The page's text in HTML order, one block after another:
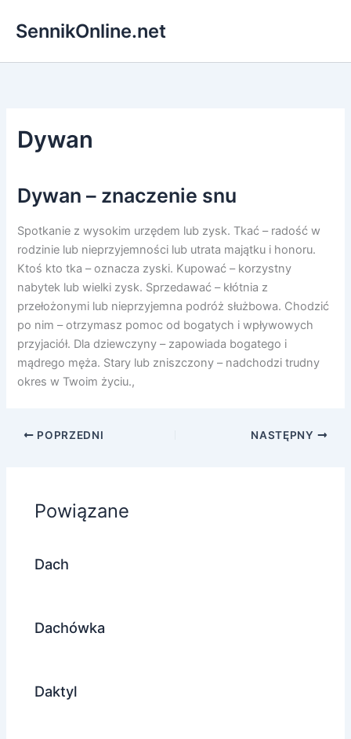
SennikOnline.net
Dywan
Dywan – znaczenie snu
Spotkanie z wysokim urzędem lub zysk. Tkać – radość w
rodzinie lub nieprzyjemności lub utrata majątku i honoru.
Ktoś kto tka – oznacza zyski. Kupować – korzystny
nabytek lub wielki zysk. Sprzedawać – kłótnia z
przełożonymi lub nieprzyjemna podróż służbowa. Chodzić
po nim – otrzymasz pomoc od bogatych i wpływowych
przyjaciół. Dla dziewczyny – zapowiada bogatego i
mądrego męża. Stary lub zniszczony – nadchodzi trudny
okres w Twoim życiu.,
POPRZEDNI NASTĘPNY
Powiązane
Dach
Dachówka
Daktyl